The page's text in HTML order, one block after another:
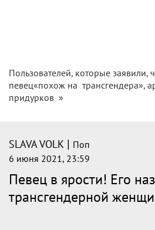
Пользователей, которые заявили,
певец«похож на трансгендера»,
придурков »
SLAVA VOLK | Поп
6 июня 2021, 23:59
Певец в ярости! Его
трансгендерной